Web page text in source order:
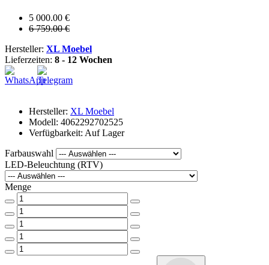
5 000.00 €
6 759.00 €
Hersteller: XL Moebel
Lieferzeiten: 8 - 12 Wochen
Hersteller: XL Moebel
Modell: 4062292702525
Verfügbarkeit: Auf Lager
Farbauswahl
LED-Beleuchtung (RTV)
Menge